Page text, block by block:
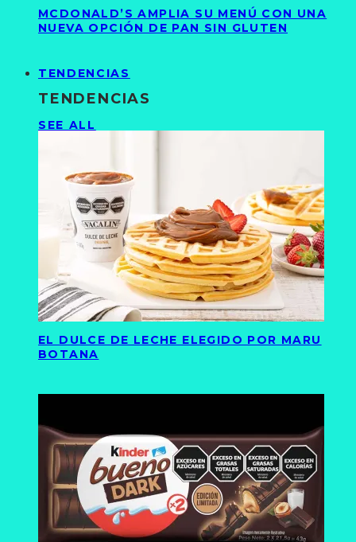
MCDONALD’S AMPLIA SU MENÚ CON UNA
NUEVA OPCIÓN DE PAN SIN GLUTEN
TENDENCIAS
TENDENCIAS
SEE ALL
EL DULCE DE LECHE ELEGIDO POR MARU
BOTANA